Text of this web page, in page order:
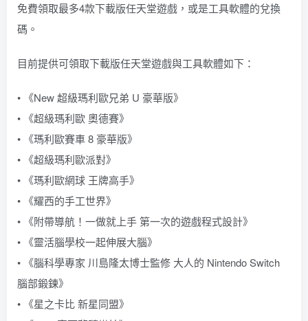
免費領取最多4款下載版任天堂遊戲，或是工具軟體的兌換
碼。
目前提供可領取下載版任天堂遊戲與工具軟體如下：
• 《New 超級瑪利歐兄弟 U 豪華版》
• 《超級瑪利歐 奧德賽》
• 《瑪利歐賽車 8 豪華版》
• 《超級瑪利歐派對》
• 《瑪利歐網球 王牌高手》
• 《耀西的手工世界》
• 《附帶導航！一做就上手 第一次的遊戲程式設計》
• 《靈活腦學校一起伸展大腦》
• 《腦科學專家 川島隆太博士監修 大人的 Nintendo Switch
腦部鍛鍊》
• 《星之卡比 新星同盟》